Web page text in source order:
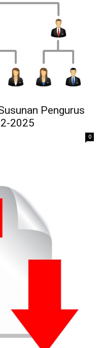
Pengurus
2025
0